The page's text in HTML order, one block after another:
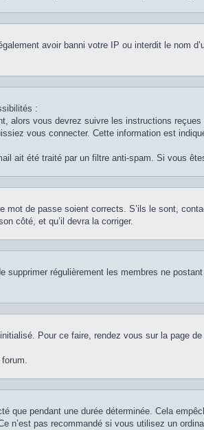
avoir banni votre IP ou interdit le nom
:
alors vous devrez suivre les instructions
vous connecter. Cette information est
ait été traité par un filtre anti-spam. Si vous
de passe soient corrects. S’ils le sont,
côté, et qu’il devra la corriger.
régulièrement les membres ne
Pour ce faire, rendez vous sur la page
que pendant une durée déterminée. Cela
n’est pas recommandé si vous utilisez un